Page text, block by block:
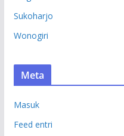
Sukoharjo
Wonogiri
Meta
Masuk
Feed entri